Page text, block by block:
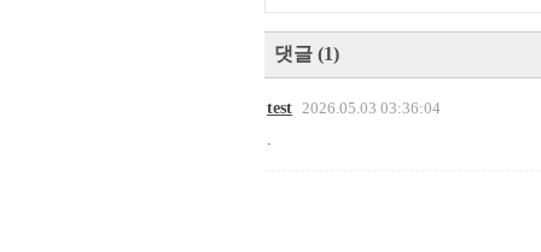
댓글 (1)
test 2026.05.03 03:36:04
.